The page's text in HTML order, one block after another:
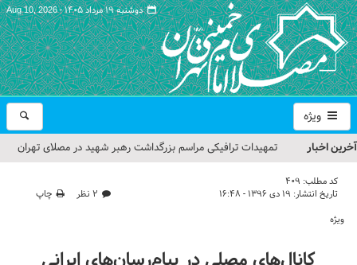
دوشنبه ۱۹ مرداد ۱۴۰۵ - Aug 10, 2026
ویژه
آخرین اخبار
تمهیدات ترافیکی مراسم بزرگداشت رهبر شهید در مصلای تهران
حجت‌الاسلام حاج علی‌اکبری؛ خطیب این هفته نماز جمعه تهران
کد مطلب: 409
تاریخ انتشار: ۱۹ دی ۱۳۹۶ - ۱۶:۴۸ ۲ نظر
چاپ
ویژه